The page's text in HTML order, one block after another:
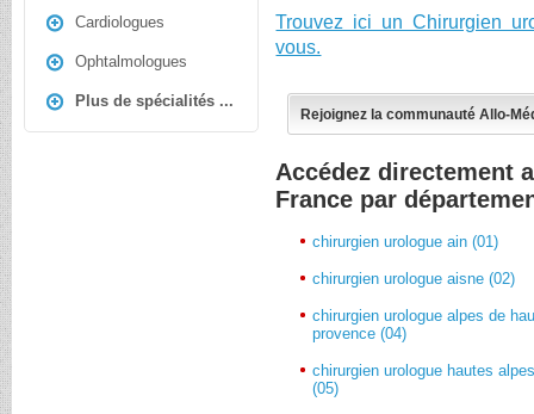
Cardiologues
Ophtalmologues
Plus de spécialités ...
Trouvez ici un Chirurgien
vous.
Rejoignez la communauté Allo-
Accédez directement
France par
chirurgien urologue ain (01)
chirurgien urologue aisne (02)
chirurgien urologue alpes de
provence (04)
chirurgien urologue hautes
(05)